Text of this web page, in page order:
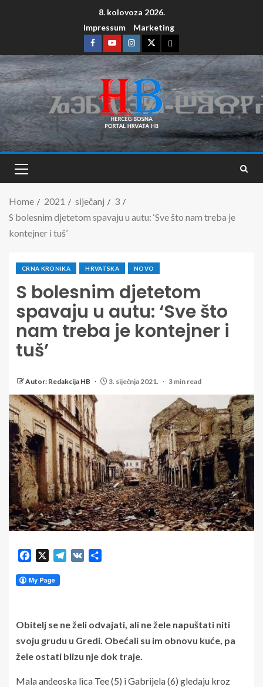
8. kolovoza 2026.
Impressum
Marketing
Home 2021 siječanj
3
S bolesnim djetetom spavaju u autu: ‘Sve što nam treba je
kontejner i tuš’
CRNA KRONIKA HRVATSKA NOVO
S bolesnim djetetom
spavaju u autu: ‘Sve što
nam treba je kontejner i
tuš’
Autor: Redakcija HB 3. siječnja 2021. 3 min read
Facebook Telegram
VK
Obitelj se ne želi odvajati, ali ne žele napuštati niti
svoju grudu u Gredi. Obećali su im obnovu kuće, pa
žele ostati blizu nje dok traje.
Mala anđeoska lica Tee (5) i Gabrijela (6) gledaju kroz